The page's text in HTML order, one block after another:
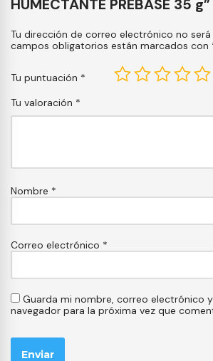
HUMECTANTE PREBASE 35 g”
Tu dirección de correo electrónico no
campos obligatorios están marcados con
Tu puntuación *
Tu valoración *
Nombre *
Correo electrónico *
Guarda mi nombre, correo electrónico
navegador para la próxima vez que